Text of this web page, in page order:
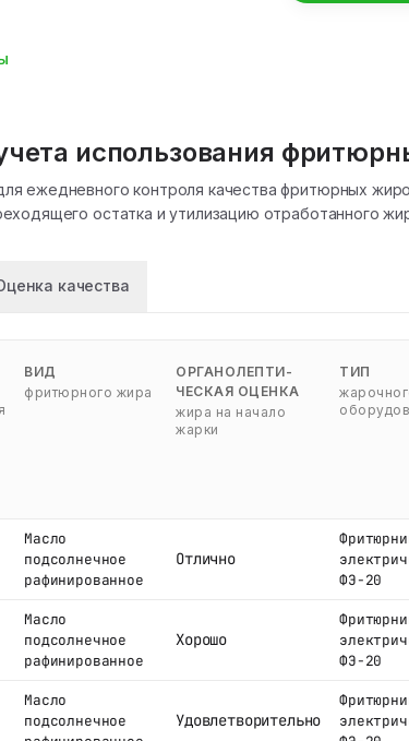
использования
ежедневного контроля качества фритюрных
остатка и утилизацию отработанного
качества
ВИД
фритюрного жира
ОРГАНОЛЕПТИ-
ЧЕСКАЯ ОЦЕНКА
жира на начало
жарки
ТИП
Масло
подсолнечное
рафинированное
Отлично
ФЭ-20
Масло
подсолнечное
рафинированное
Хорошо
ФЭ-20
Масло
подсолнечное
Удовлетворительно